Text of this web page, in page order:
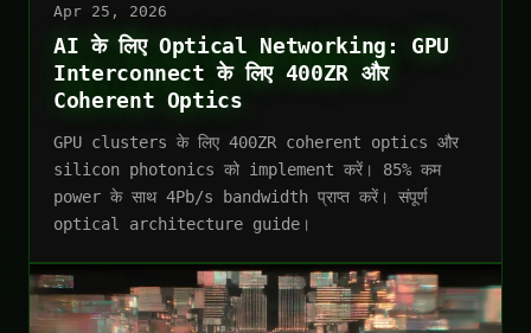
Apr 25, 2026
AI के लिए Optical Networking: GPU
Interconnect के लिए 400ZR और
Coherent Optics
GPU clusters के लिए 400ZR coherent optics और
silicon photonics को implement करें। 85% कम
power के साथ 4Pb/s bandwidth प्राप्त करें। संपूर्ण
optical architecture guide।